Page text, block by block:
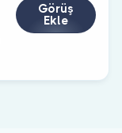
Görüş
Ekle